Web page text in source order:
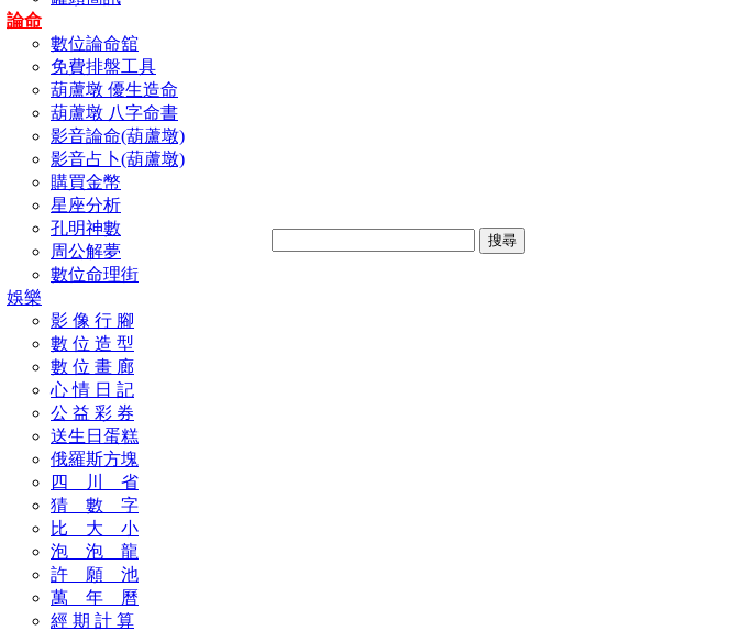
論命
數位論命舘
免費排盤工具
葫蘆墩 優生造命
葫蘆墩 八字命書
影音論命(葫蘆墩)
影音占卜(葫蘆墩)
購買金幣
星座分析
孔明神數
周公解夢
數位命理街
娛樂
影 像 行 腳
數 位 造 型
數 位 畫 廊
心 情 日 記
公 益 彩 券
送生日蛋糕
俄羅斯方塊
四 川 省
猜 數 字
比 大 小
泡 泡 龍
許 願 池
萬 年 曆
經 期 計 算